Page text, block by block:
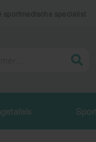
sportmedische specialist